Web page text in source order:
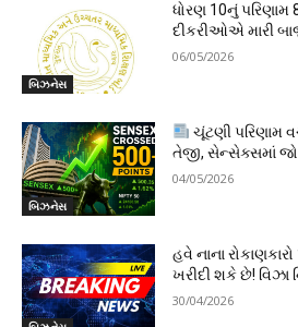
બિઝનેસ
ધોરણ 10નું પરિણામ
દીકરીઓએ મારી
06/05/2026
બિઝનેસ
ચૂંટણી પરિણામ
તેજી, સેન્સેક્સમાં
04/05/2026
હવે નાના
ખરીદી શકે છે! વિઝા
30/04/2026